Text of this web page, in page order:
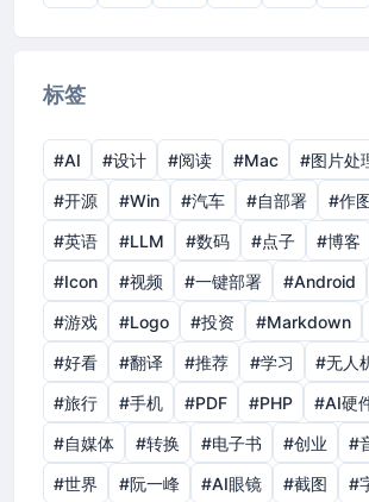
标签
#AI #设计 #阅读 #Mac #图片处
#开源
#Win #汽车 #自部署 #作
#英语
#LLM #数码 #点子 #博客
#Icon
#视频 #一键部署 #Android
#游戏
#Logo #投资 #Markdown
#好看
#翻译 #推荐 #学习 #无人
#旅行
#手机 #PDF #PHP #AI硬
#自媒体
#转换 #电子书 #创业 #
#世界
#阮一峰 #AI眼镜 #截图 #